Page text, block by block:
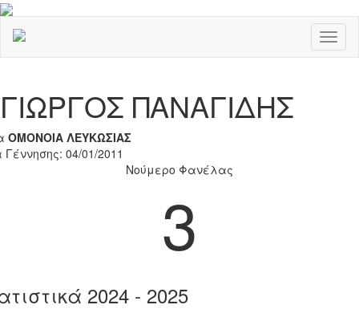
ΓΙΩΡΓΟΣ ΠΑΝΑΓΙΔΗΣ
ΟΜΟΝΟΙΑ ΛΕΥΚΩΣΙΑΣ
04/01/2011
Νούμερο Φανέλας
3
2024 - 2025